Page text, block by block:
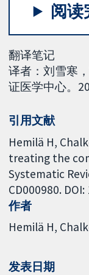
阅读
翻译笔记
译者：刘雪寒
证医学中心。
引用文献
Hemilä H,
treating the
Systematic
CD000980.
作者
Hemilä H
发表日期